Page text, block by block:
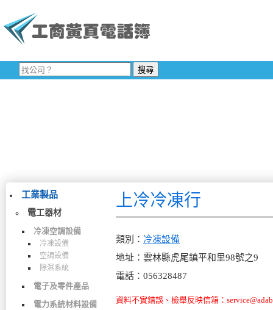
工業製品
電工器材
冷凍空調設備
冷凍設備
空調設備
除濕系統
電子及零件產品
電力系統材料設備
上冷冷凍行
類別： 冷凍設備
地址：雲林縣虎尾鎮平和里98號之9
電話：056328487
資料不實錯誤、檢舉反映信箱：